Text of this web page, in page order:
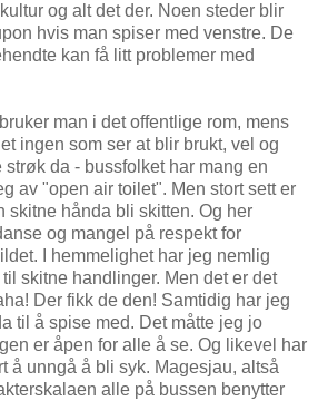
og alt det der. Noen steder blir
hvis man spiser med venstre. De
kan få litt problemer med
man i det offentlige rom, mens
ingen som ser at blir brukt, vel og
da - bussfolket har mang en
av "open air toilet". Men stort sett er
skitne hånda bli skitten. Og her
og mangel på respekt for
I hemmelighet har jeg nemlig
skitne handlinger. Men det er det
Der fikk de den! Samtidig har jeg
til å spise med. Det måtte jeg jo
er åpen for alle å se. Og likevel har
å unngå å bli syk. Magesjau, altså
alle på bussen benytter